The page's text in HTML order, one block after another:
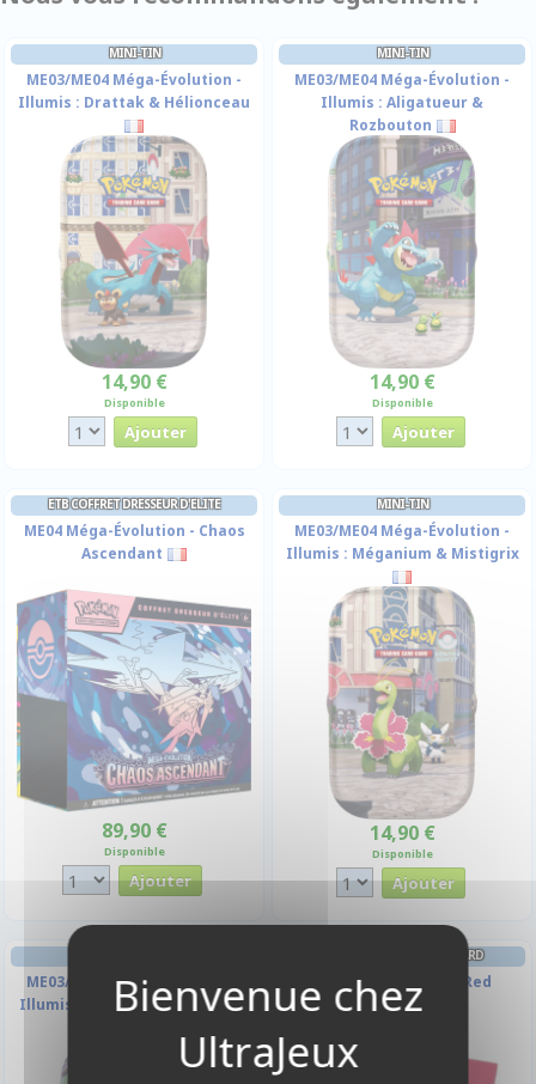
MINI-TIN
ME03/ME04 Méga-Évolution -
Illumis : Drattak & Hélionceau
14,90 €
Disponible
MINI-TIN
ME03/ME04 Méga-Évolution -
Illumis : Aligatueur &
Rozbouton
14,90 €
Disponible
ETB COFFRET DRESSEUR D'ELITE
ME04 Méga-Évolution - Chaos
Ascendant
89,90 €
Disponible
MINI-TIN
ME03/ME04 Méga-Évolution -
Illumis : Méganium & Mistigrix
14,90 €
Disponible
ME03/ME04 Méga-Évolution -
Illumis : Gallame & Mucuscule
PROTÈGES CARTES STANDARD
par 65 - Card Back - Red